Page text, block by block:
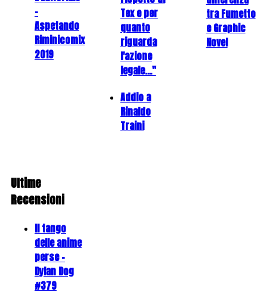
-
Aspetando
Riminicomix
2019
Tex e per
quanto
riguarda
l'azione
legale..."
Addio a
Rinaldo
Traini
tra Fumetto
e Graphic
Novel
Ultime
Recensioni
Il tango
delle anime
perse -
Dylan Dog
#379